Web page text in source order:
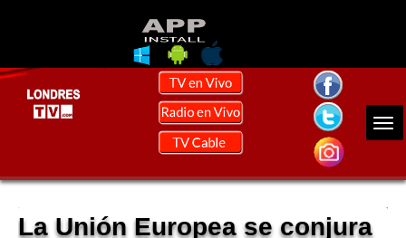
La Unión Europea se conjura